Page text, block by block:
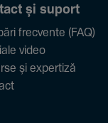
și suport
frecvente (FAQ)
video
și expertiză